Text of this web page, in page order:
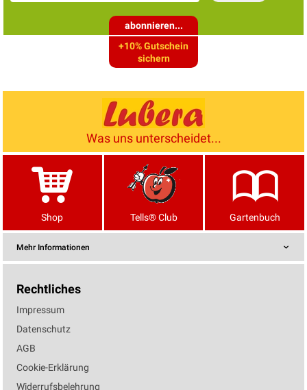
abonnieren...
+10% Gutschein
sichern
Was uns unterscheidet...
Shop Tells® Club Gartenbuch
Mehr Informationen
Rechtliches
Impressum
Datenschutz
AGB
Cookie-Erklärung
Widerrufsbelehrung